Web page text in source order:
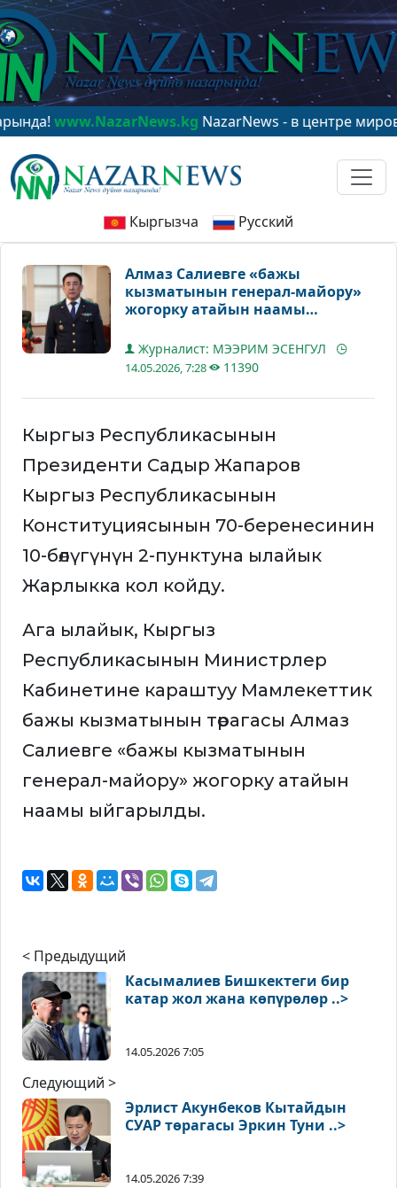
www.NazarNews.kgNazarNews - в центре мирового
Кыргызча Русский
Алмаз Салиевге «бажы
кызматынын генерал-майору»
жогорку атайын наамы
Журналист: МЭЭРИМ ЭСЕНГУЛ
14.05.2026, 7:28 11390
Кыргыз Республикасынын
Президенти Садыр Жапаров
Кыргыз Республикасынын
Конституциясынын 70-беренесинин
10-бөлүгүнүн 2-пунктуна ылайык
Жарлыкка кол койду.
Ага ылайык, Кыргыз
Республикасынын Министрлер
Кабинетине караштуу Мамлекеттик
бажы кызматынын төрагасы Алмаз
Салиевге «бажы кызматынын
генерал-майору» жогорку атайын
наамы ыйгарылды.
< Предыдущий
Касымалиев Бишкектеги бир
катар жол жана көпүрөлөр ..>
14.05.2026 7:05
Следующий >
Эрлист Акунбеков Кытайдын
СУАР төрагасы Эркин Туни ..>
14.05.2026 7:39